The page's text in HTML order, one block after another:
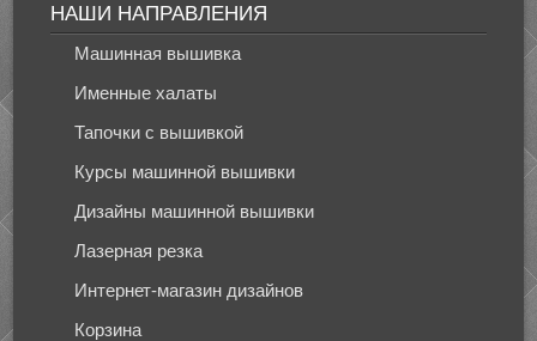
НАШИ НАПРАВЛЕНИЯ
Машинная вышивка
Именные халаты
Тапочки с вышивкой
Курсы машинной вышивки
Дизайны машинной вышивки
Лазерная резка
Интернет-магазин дизайнов
Корзина